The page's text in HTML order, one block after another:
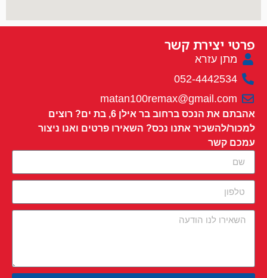
פרטי יצירת קשר
מתן עזרא
052-4442534
matan100remax@gmail.com
אהבתם את הנכס ברחוב בר אילן 6, בת ים? רוצים
למכור/להשכיר אתנו נכס? השאירו פרטים ואנו ניצור
עמכם קשר